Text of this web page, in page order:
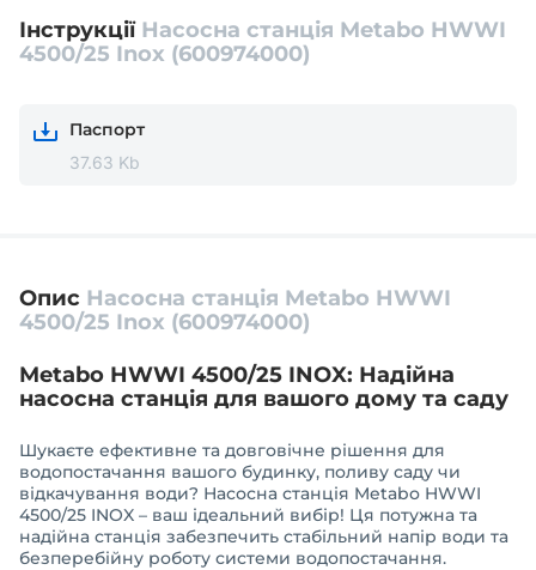
Інструкції Насосна станція Metabo HWWI
4500/25 Inox (600974000)
Паспорт
37.63 Kb
Опис Насосна станція Metabo HWWI
4500/25 Inox (600974000)
Metabo HWWI 4500/25 INOX: Надійна
насосна станція для вашого дому та саду
Шукаєте ефективне та довговічне рішення для
водопостачання вашого будинку, поливу саду чи
відкачування води? Насосна станція Metabo HWWI
4500/25 INOX – ваш ідеальний вибір! Ця потужна та
надійна станція забезпечить стабільний напір води та
безперебійну роботу системи водопостачання.